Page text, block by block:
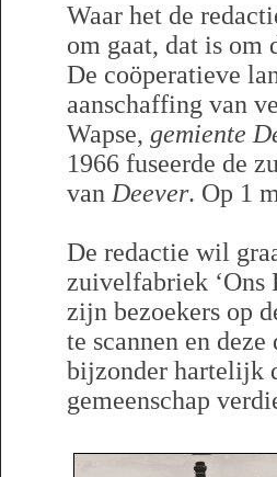
Waar het de
om gaat, dat is
De coöperatieve
aanschaffing van
Wapse, gemiente
1966 fuseerde de
van Deever. Op 1
De redactie wil
zuivelfabriek ‘Ons
zijn bezoekers op
te scannen en
bijzonder hartelijk
gemeenschap